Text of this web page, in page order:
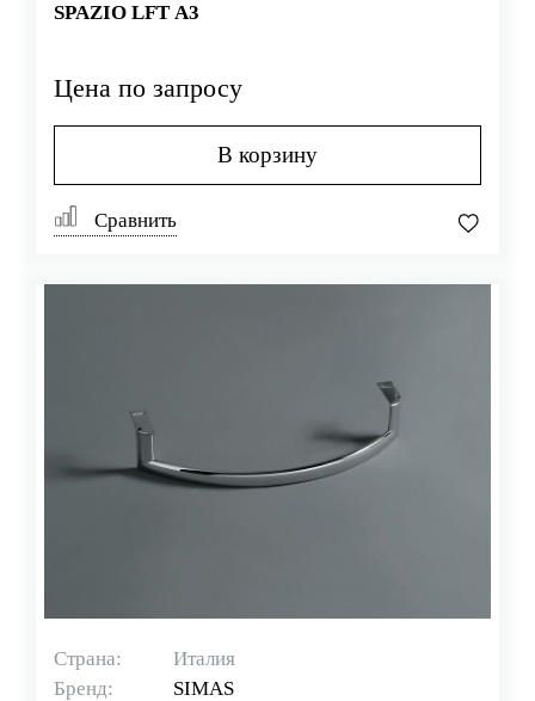
SPAZIO LFT A3
Цена по запросу
В корзину
Сравнить
Страна:
Италия
Бренд:
SIMAS